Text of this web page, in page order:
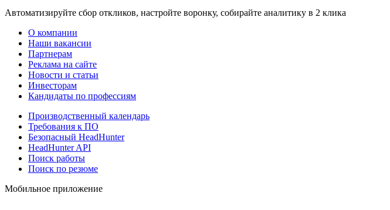
Автоматизируйте сбор откликов, настройте воронку, собирайте аналитику в 2 клика
О компании
Наши вакансии
Партнерам
Реклама на сайте
Новости и статьи
Инвесторам
Кандидаты по профессиям
Производственный календарь
Требования к ПО
Безопасный HeadHunter
HeadHunter API
Поиск работы
Поиск по резюме
Мобильное приложение